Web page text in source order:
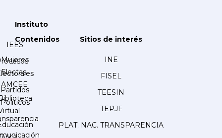
Instituto
IEES
Partidos
Políticos
Contenidos
Mujeres
Electas
AMCEE
Sitios de interés
INE
FISEL
TEESIN
TEPJF
PLAT. NAC. TRANSPARENCIA